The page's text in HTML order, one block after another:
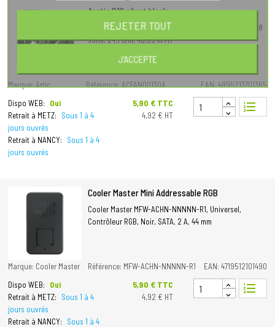
Arctic P12 silent black
ARCTIC P12 Silent, Ventilateur, 12 cm, 1050 tr/min, 0,08
sone, 24,1 cfm, 40,95 m³/h
Marque: Artic Référence: ACFAN00130A
EAN: 4895213701365
Dispo WEB:
Oui
Retrait à METZ:
Sous 1 à 4
jours ouvrés
Retrait à NANCY:
Sous 1 à 4
jours ouvrés
Prix
5,90 € TTC
4,92 € HT
format_list_numbered
Cooler Master Mini Addressable RGB
Cooler Master MFW-ACHN-NNNNN-R1, Universel,
Contrôleur RGB, Noir, SATA, 2 A, 44 mm
Marque: Cooler Master Référence: MFW-ACHN-NNNNN-R1
EAN: 4719512101490
Dispo WEB:
Oui
Retrait à METZ:
Sous 1 à 4
jours ouvrés
Retrait à NANCY:
Sous 1 à 4
Prix
5,90 € TTC
4,92 € HT
format_list_numbered
REJETER TOUT
J'ACCEPTE